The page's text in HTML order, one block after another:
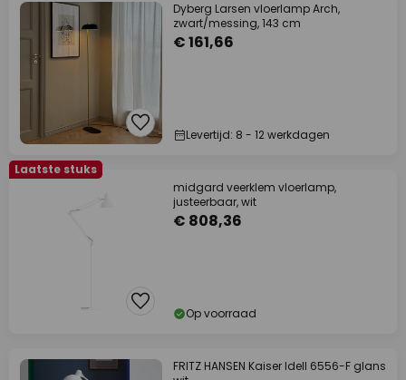
Dyberg Larsen vloerlamp Arch,
zwart/messing, 143 cm
€ 161,66
Levertijd: 8 - 12 werkdagen
Laatste stuks
midgard veerklem vloerlamp,
justeerbaar, wit
€ 808,36
Op voorraad
FRITZ HANSEN Kaiser Idell 6556-F glans